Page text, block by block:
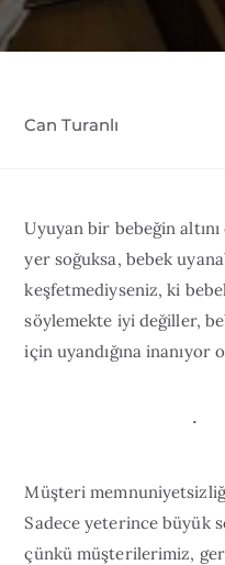
Can Turanlı
Uyuyan bir bebeğin altını
yer soğuksa, bebek
keşfetmediyseniz, ki
söylemekte iyi değiller,
için uyandığına inanıyor
Müşteri
Sadece yeterince büyük
çünkü müşterilerimiz,